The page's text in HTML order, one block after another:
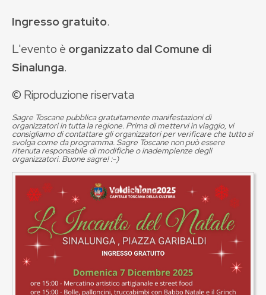
Ingresso gratuito.
L'evento è organizzato dal Comune di
Sinalunga.
© Riproduzione riservata
Sagre Toscane pubblica gratuitamente manifestazioni di
organizzatori in tutta la regione. Prima di mettervi in viaggio, vi
consigliamo di contattare gli organizzatori per verificare che tutto si
svolga come da programma. Sagre Toscane non può essere
ritenuta responsabile di modifiche o inadempienze degli
organizzatori. Buone sagre! :-)